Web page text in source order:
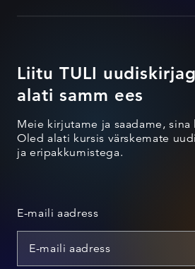
Liitu TULI
alati samm ees
Meie kirjutame ja saadame,
Oled alati kursis värskemate
ja eripakkumistega.
E-maili aadress